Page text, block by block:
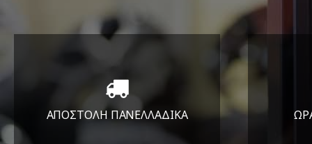
ΑΠΟΣΤΟΛΗ ΠΑΝΕΛΛΑΔΙΚA